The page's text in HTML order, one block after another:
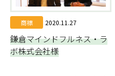
商標 2020.11.27
鎌倉マインドフルネス・ラ
ボ株式会社様